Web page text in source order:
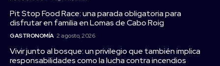
Pit Stop Food Race: una parada obligatoria para
disfrutar en familia en Lomas de Cabo Roig
GASTRONOMÍA 2 agosto, 2026
Vivir junto al bosque: un privilegio que también implica
responsabilidades como la lucha contra incendios